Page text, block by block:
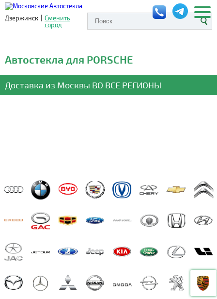
Дзержинск | Сменить
город
Автостекла для PORSCHE
Доставка из Москвы ВО ВСЕ РЕГИОНЫ